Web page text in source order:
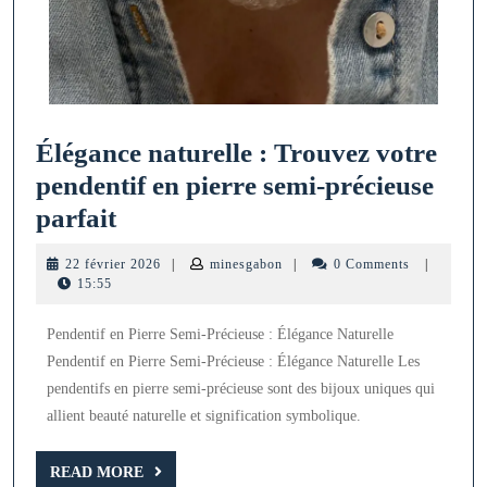
Élégance naturelle : Trouvez votre
pendentif en pierre semi-précieuse
parfaitÉlégance
naturelle
votre
pendentif
en
pierre
semi-
22 février 2026 22| minesgabon minesgabon
| 0 Comments
|
15:55
Pendentif en Pierre Semi-Précieuse : Élégance Naturelle
Pendentif en Pierre Semi-Précieuse : Élégance Naturelle Les
pendentifs en pierre semi-précieuse sont des bijoux uniques qui
allient beauté naturelle et signification symbolique.
READ MORE
READ